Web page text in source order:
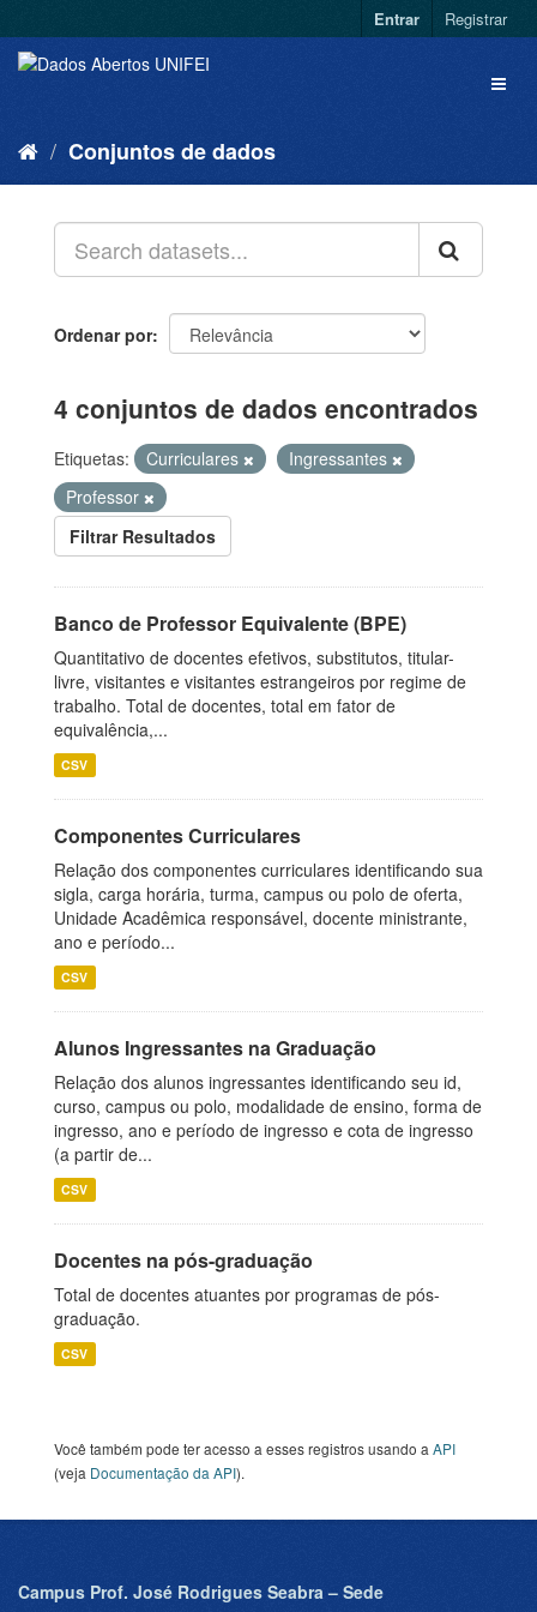
Entrar Registrar
Conjuntos de dados
Ordenar por
4 conjuntos de dados encontrados
Etiquetas: Curriculares
Ingressantes
Professor
Filtrar Resultados
Banco de Professor Equivalente (BPE)
Quantitativo de docentes efetivos, substitutos, titular-
livre, visitantes e visitantes estrangeiros por regime de
trabalho. Total de docentes, total em fator de
equivalência,...
CSV
Componentes Curriculares
Relação dos componentes curriculares identificando sua
sigla, carga horária, turma, campus ou polo de oferta,
Unidade Acadêmica responsável, docente ministrante,
ano e período...
CSV
Alunos Ingressantes na Graduação
Relação dos alunos ingressantes identificando seu id,
curso, campus ou polo, modalidade de ensino, forma de
ingresso, ano e período de ingresso e cota de ingresso
(a partir de...
CSV
Docentes na pós-graduação
Total de docentes atuantes por programas de pós-
graduação.
CSV
Você também pode ter acesso a esses registros usando a API
(veja Documentação da API).
Campus Prof. José Rodrigues Seabra – Sede